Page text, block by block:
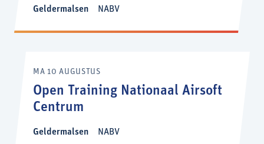
Geldermalsen NABV
MA 10 AUGUSTUS
Open Training Nationaal Airsoft
Centrum
Geldermalsen NABV